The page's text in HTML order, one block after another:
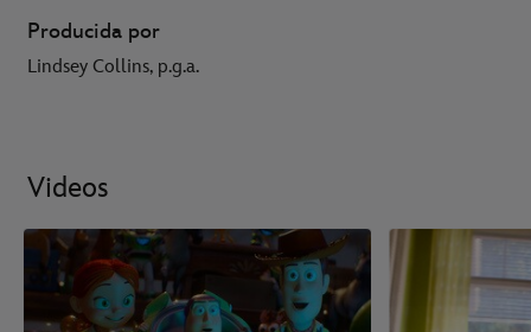
Producida por
Lindsey Collins, p.g.a.
Videos